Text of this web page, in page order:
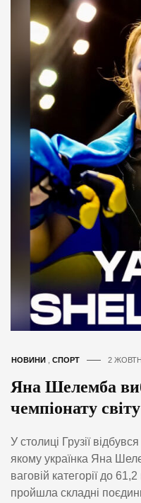
НОВИНИ СПОРТ 2
Яна Шелемба
чемпіонату
У столиці Грузії
якому українка Яна
ваговій категорії до
пройшла складні